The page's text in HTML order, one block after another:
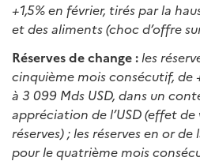
+1,5% en février, tirés par la
et des aliments (choc d’offre
Réserves de change : les
cinquième mois consécutif, de
à 3 099 Mds USD, dans un
appréciation de l’USD (effet
réserves) ; les réserves en or
pour le quatrième mois